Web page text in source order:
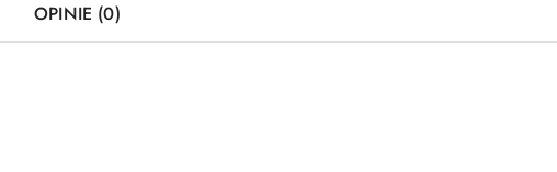
OPINIE (0)